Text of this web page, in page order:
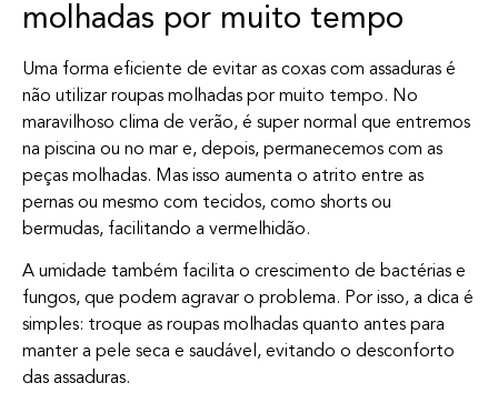
molhadas por muito tempo
Uma forma eficiente de evitar as coxas com assaduras é
não utilizar roupas molhadas por muito tempo. No
maravilhoso clima de verão, é super normal que entremos
na piscina ou no mar e, depois, permanecemos com as
peças molhadas. Mas isso aumenta o atrito entre as
pernas ou mesmo com tecidos, como shorts ou
bermudas, facilitando a vermelhidão.
A umidade também facilita o crescimento de bactérias e
fungos, que podem agravar o problema. Por isso, a dica é
simples: troque as roupas molhadas quanto antes para
manter a pele seca e saudável, evitando o desconforto
das assaduras.